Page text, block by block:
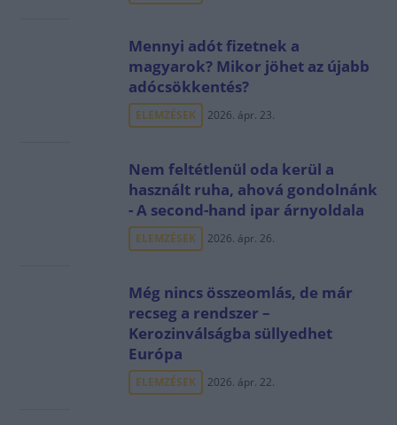
Mennyi adót fizetnek a
magyarok? Mikor jöhet az újabb
adócsökkentés?
ELEMZÉSEK 2026. ápr. 23.
Nem feltétlenül oda kerül a
használt ruha, ahová gondolnánk
- A second-hand ipar árnyoldala
ELEMZÉSEK 2026. ápr. 26.
Még nincs összeomlás, de már
recseg a rendszer –
Kerozinválságba süllyedhet
Európa
ELEMZÉSEK 2026. ápr. 22.